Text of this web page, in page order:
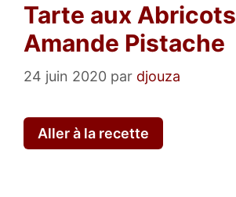
Tarte aux Abricots
Amande Pistache
24 juin 2020 par djouza
Aller à la recette